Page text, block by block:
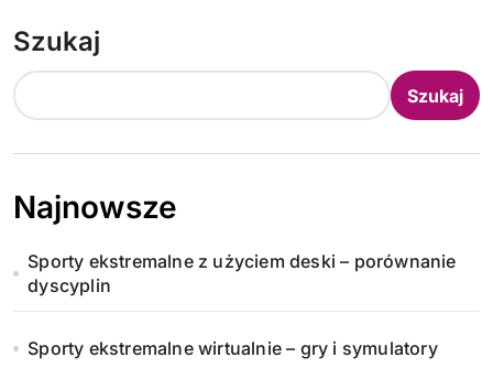
Szukaj
Szukaj
Najnowsze
Sporty ekstremalne z użyciem deski – porównanie
dyscyplin
Sporty ekstremalne wirtualnie – gry i symulatory